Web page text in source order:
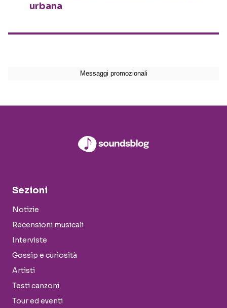
urbana
Sezioni
Notizie
Recensioni musicali
Interviste
Gossip e curiosità
Artisti
Testi canzoni
Tour ed eventi